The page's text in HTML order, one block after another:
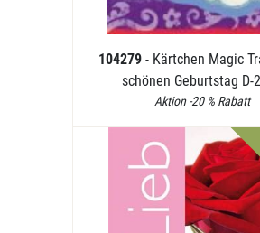
104279 - Kärtchen Magic
schönen Geburtstag D-
Aktion -20 % Rabatt